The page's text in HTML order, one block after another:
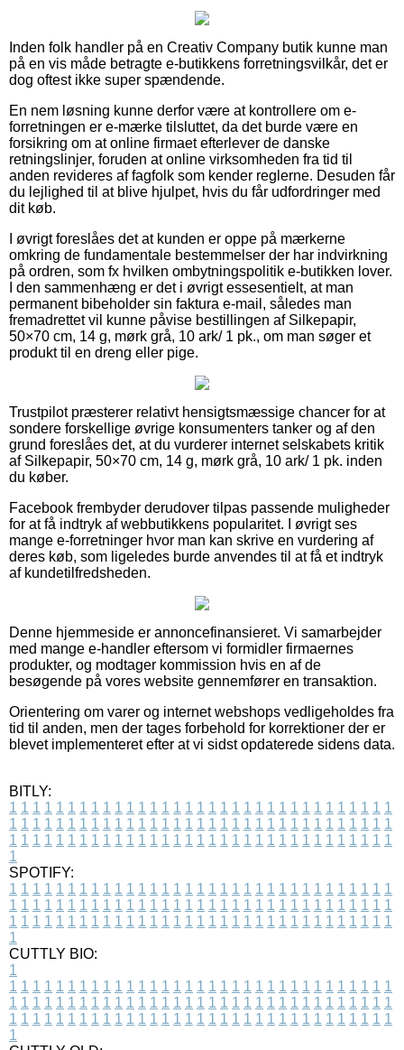
Inden folk handler på en Creativ Company butik kunne man
på en vis måde betragte e-butikkens forretningsvilkår, det er
dog oftest ikke super spændende.
En nem løsning kunne derfor være at kontrollere om e-
forretningen er e-mærke tilsluttet, da det burde være en
forsikring om at online firmaet efterlever de danske
retningslinjer, foruden at online virksomheden fra tid til
anden revideres af fagfolk som kender reglerne. Desuden får
du lejlighed til at blive hjulpet, hvis du får udfordringer med
dit køb.
I øvrigt foreslåes det at kunden er oppe på mærkerne
omkring de fundamentale bestemmelser der har indvirkning
på ordren, som fx hvilken ombytningspolitik e-butikken lover.
I den sammenhæng er det i øvrigt essesentielt, at man
permanent bibeholder sin faktura e-mail, således man
fremadrettet vil kunne påvise bestillingen af Silkepapir,
50×70 cm, 14 g, mørk grå, 10 ark/ 1 pk., om man søger et
produkt til en dreng eller pige.
Trustpilot præsterer relativt hensigtsmæssige chancer for at
sondere forskellige øvrige konsumenters tanker og af den
grund foreslåes det, at du vurderer internet selskabets kritik
af Silkepapir, 50×70 cm, 14 g, mørk grå, 10 ark/ 1 pk. inden
du køber.
Facebook frembyder derudover tilpas passende muligheder
for at få indtryk af webbutikkens popularitet. I øvrigt ses
mange e-forretninger hvor man kan skrive en vurdering af
deres køb, som ligeledes burde anvendes til at få et indtryk
af kundetilfredsheden.
Denne hjemmeside er annoncefinansieret. Vi samarbejder
med mange e-handler eftersom vi formidler firmaernes
produkter, og modtager kommission hvis en af de
besøgende på vores website gennemfører en transaktion.
Orientering om varer og internet webshops vedligeholdes fra
tid til anden, men der tages forbehold for korrektioner der er
blevet implementeret efter at vi sidst opdaterede sidens data.
BITLY:
1 1 1 1 1 1 1 1 1 1 1 1 1 1 1 1 1 1 1 1 1 1 1 1 1 1 1 1 1 1 1 1 1
1 1 1 1 1 1 1 1 1 1 1 1 1 1 1 1 1 1 1 1 1 1 1 1 1 1 1 1 1 1 1 1 1
1 1 1 1 1 1 1 1 1 1 1 1 1 1 1 1 1 1 1 1 1 1 1 1 1 1 1 1 1 1 1 1 1
1
SPOTIFY:
1 1 1 1 1 1 1 1 1 1 1 1 1 1 1 1 1 1 1 1 1 1 1 1 1 1 1 1 1 1 1 1 1
1 1 1 1 1 1 1 1 1 1 1 1 1 1 1 1 1 1 1 1 1 1 1 1 1 1 1 1 1 1 1 1 1
1 1 1 1 1 1 1 1 1 1 1 1 1 1 1 1 1 1 1 1 1 1 1 1 1 1 1 1 1 1 1 1 1
1
CUTTLY BIO:
1
1 1 1 1 1 1 1 1 1 1 1 1 1 1 1 1 1 1 1 1 1 1 1 1 1 1 1 1 1 1 1 1 1
1 1 1 1 1 1 1 1 1 1 1 1 1 1 1 1 1 1 1 1 1 1 1 1 1 1 1 1 1 1 1 1 1
1 1 1 1 1 1 1 1 1 1 1 1 1 1 1 1 1 1 1 1 1 1 1 1 1 1 1 1 1 1 1 1 1
1